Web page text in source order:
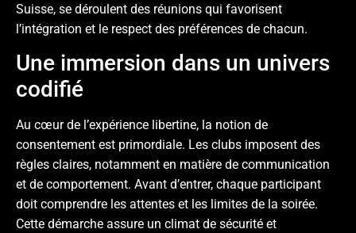
Suisse, se déroulent des réunions qui favorisent
l’intégration et le respect des préférences de chacun.
Une immersion dans un univers
codifié
Au cœur de l’expérience libertine, la notion de
consentement est primordiale. Les clubs imposent des
règles claires, notamment en matière de communication
et de comportement. Avant d’entrer, chaque participant
doit comprendre les attentes et les limites de la soirée.
Cette démarche assure un climat de sécurité et